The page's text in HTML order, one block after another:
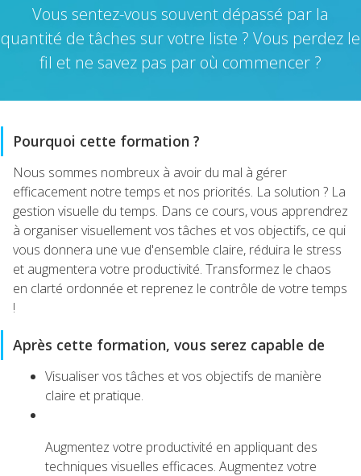
Vous sentez-vous souvent dépassé par la
quantité de tâches sur votre liste ? Vous perdez le
fil et ne savez pas par où commencer ?
Pourquoi cette formation ?
Nous sommes nombreux à avoir du mal à gérer
efficacement notre temps et nos priorités. La solution ? La
gestion visuelle du temps. Dans ce cours, vous apprendrez
à organiser visuellement vos tâches et vos objectifs, ce qui
vous donnera une vue d'ensemble claire, réduira le stress
et augmentera votre productivité. Transformez le chaos
en clarté ordonnée et reprenez le contrôle de votre temps
!
Après cette formation, vous serez capable de
Visualiser vos tâches et vos objectifs de manière
claire et pratique.
Augmentez votre productivité en appliquant des
techniques visuelles efficaces. Augmentez votre